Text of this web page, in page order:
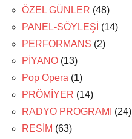
ÖZEL GÜNLER (48)
PANEL-SÖYLEŞİ (14)
PERFORMANS (2)
PİYANO (13)
Pop Opera (1)
PRÖMİYER (14)
RADYO PROGRAMI
(24)
RESİM (63)